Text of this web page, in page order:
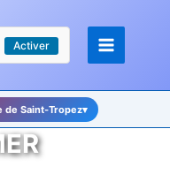
Activer
de Saint-Tropez▾